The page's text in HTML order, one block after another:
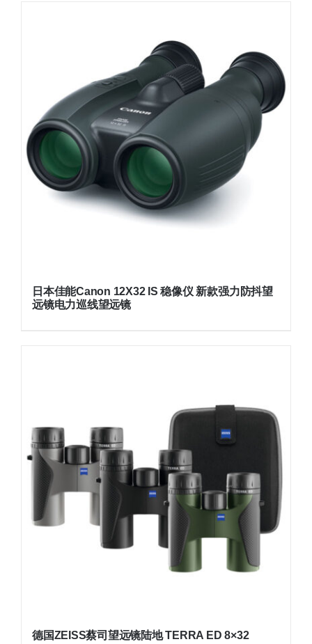
日本佳能Canon 12X32 IS 稳像仪 新款强力防抖望
远镜电力巡线望远镜
德国ZEISS蔡司望远镜陆地 TERRA ED 8×32